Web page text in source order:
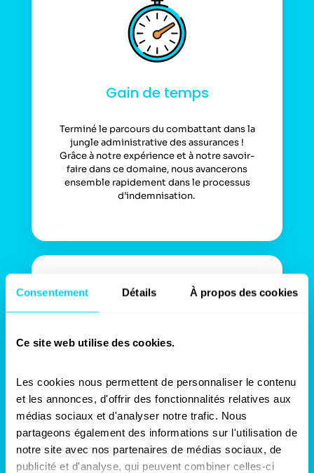
Consentement Détails À propos des cookies
Ce site web utilise des cookies.
Les cookies nous permettent de personnaliser le contenu
et les annonces, d'offrir des fonctionnalités relatives aux
médias sociaux et d'analyser notre trafic. Nous
partageons également des informations sur l'utilisation de
notre site avec nos partenaires de médias sociaux, de
publicité et d'analyse, qui peuvent combiner celles-ci
Gain de temps
Terminé le parcours du combattant dans la
jungle administrative des assurances !
Grâce à notre expérience et à notre savoir-
faire dans ce domaine, nous avancerons
ensemble rapidement dans le processus
d’indemnisation.
Gain d’argent
Grâce à la présence d’un contre-expert
d’indemnisation, votre assureur se verra
dans l’obligation de vous proposer une